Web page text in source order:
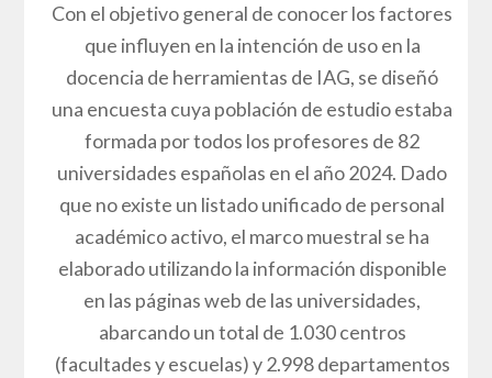
Con el objetivo general de conocer los factores
que influyen en la intención de uso en la
docencia de herramientas de IAG, se diseñó
una encuesta cuya población de estudio estaba
formada por todos los profesores de 82
universidades españolas en el año 2024. Dado
que no existe un listado unificado de personal
académico activo, el marco muestral se ha
elaborado utilizando la información disponible
en las páginas web de las universidades,
abarcando un total de 1.030 centros
(facultades y escuelas) y 2.998 departamentos